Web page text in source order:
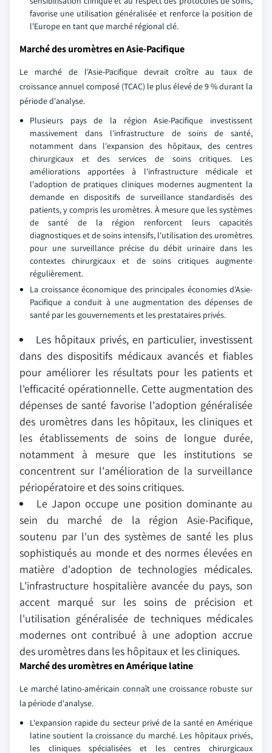
favorise une utilisation généralisée et renforce la position de
l'Europe en tant que marché régional clé.
Marché des uromètres en Asie-Pacifique
Le marché de l'Asie-Pacifique devrait croître au taux de
croissance annuel composé (TCAC) le plus élevé de 9 % durant la
période d'analyse.
Plusieurs pays de la région Asie-Pacifique investissent
massivement dans l'infrastructure de soins de santé,
notamment dans l'expansion des hôpitaux, des centres
chirurgicaux et des services de soins critiques. Les
améliorations apportées à l'infrastructure médicale et
l'adoption de pratiques cliniques modernes augmentent la
demande en dispositifs de surveillance standardisés des
patients, y compris les uromètres. À mesure que les systèmes
de santé de la région renforcent leurs capacités
diagnostiques et de soins intensifs, l'utilisation des uromètres
pour une surveillance précise du débit urinaire dans les
contextes chirurgicaux et de soins critiques augmente
régulièrement.
La croissance économique des principales économies d'Asie-
Pacifique a conduit à une augmentation des dépenses de
santé par les gouvernements et les prestataires privés.
Les hôpitaux privés, en particulier, investissent
dans des dispositifs médicaux avancés et fiables
pour améliorer les résultats pour les patients et
l'efficacité opérationnelle. Cette augmentation des
dépenses de santé favorise l'adoption généralisée
des uromètres dans les hôpitaux, les cliniques et
les établissements de soins de longue durée,
notamment à mesure que les institutions se
concentrent sur l'amélioration de la surveillance
périopératoire et des soins critiques.
Le Japon occupe une position dominante au
sein du marché de la région Asie-Pacifique,
soutenu par l'un des systèmes de santé les plus
sophistiqués au monde et des normes élevées en
matière d'adoption de technologies médicales.
L'infrastructure hospitalière avancée du pays, son
accent marqué sur les soins de précision et
l'utilisation généralisée de techniques médicales
modernes ont contribué à une adoption accrue
des uromètres dans les hôpitaux et les cliniques.
Marché des uromètres en Amérique latine
Le marché latino-américain connaît une croissance robuste sur
la période d'analyse.
L'expansion rapide du secteur privé de la santé en Amérique
latine soutient la croissance du marché. Les hôpitaux privés,
les cliniques spécialisées et les centres chirurgicaux